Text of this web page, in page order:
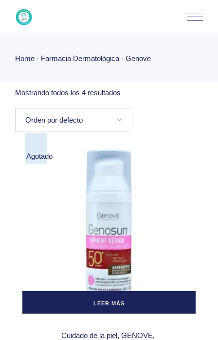
content
Home Farmacia Dermatológica Genove
Mostrando todos los 4 resultados
Agotado
LEER MÁS
Cuidado de la piel GENOVE